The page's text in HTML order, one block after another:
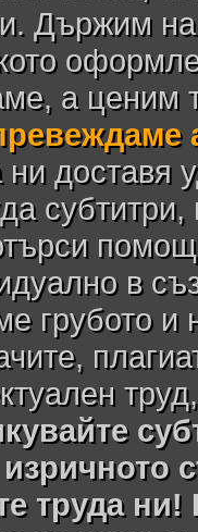
Държим
а ценим
доставя
в
грубото
труда ни!